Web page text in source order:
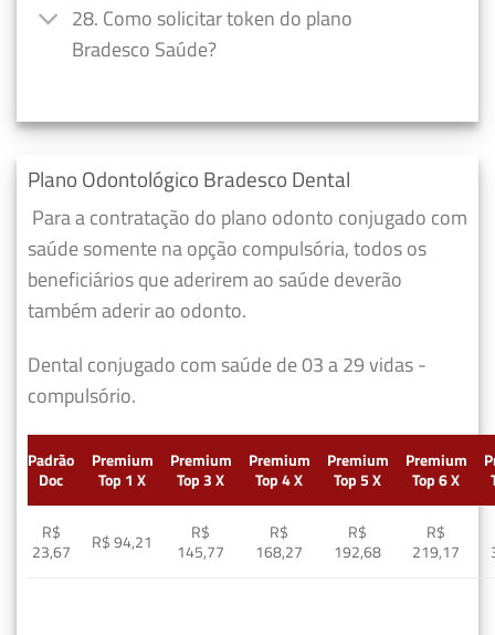
28. Como solicitar token do plano
Bradesco Saúde?
Plano Odontológico Bradesco Dental
Para a contratação do plano odonto conjugado com
saúde somente na opção compulsória, todos os
beneficiários que aderirem ao saúde deverão
também aderir ao odonto.
Dental conjugado com saúde de 03 a 29 vidas -
compulsório.
Padrão
Doc
Premium
Top 1 X
Premium
Top 3 X
Premium
Top 4 X
Premium
Top 5 X
Premium
Top 6 X
R$
23,67
R$ 94,21
R$
145,77
R$
168,27
R$
192,68
R$
219,17